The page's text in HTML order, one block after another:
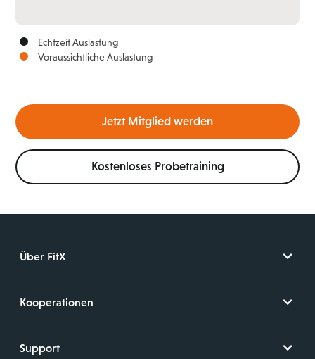
Echtzeit Auslastung
Voraussichtliche Auslastung
Jetzt Mitglied werden
Kostenloses Probetraining
Über FitX
Kooperationen
Support